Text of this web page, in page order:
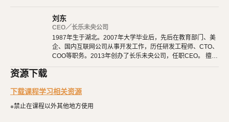
Express 框架入门：学习使用 Express 框架搭建 Web 应用程序，并了
解路由、中间件等概念。
Sequelize ORM 入门：探索 Sequelize ORM 的基本用法，以及如何在
Node.js 应用程序中进行数据库操作。
常规 API 开发方法：学习常见的 API 开发模式，包括增删改查、分
刘东
CEO／长乐未央公司
1987年生于湖北。2007年大学毕业后，先后在教育部门、美
企、国内互联网公司从事开发工作，历任研发工程师、CTO、
COO等职务。2013年创办了长乐未央公司，任职CEO。 擅长
发iOS、Android原生App。 对编程、AI和机器人都有深厚的
兴趣，觉得做开发非常快乐，能创造梦想中的产品是一件非常
有幸福感的事情。喜爱阅读，尤其是历史相关的书籍。喜欢音
资源下载
下载课程学习相关资源
※禁止在课程以外其他地方使用